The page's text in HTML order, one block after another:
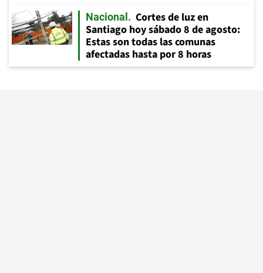
Nacional
Cortes de luz en
Santiago hoy sábado 8 de agosto:
Estas son todas las comunas
afectadas hasta por 8 horas